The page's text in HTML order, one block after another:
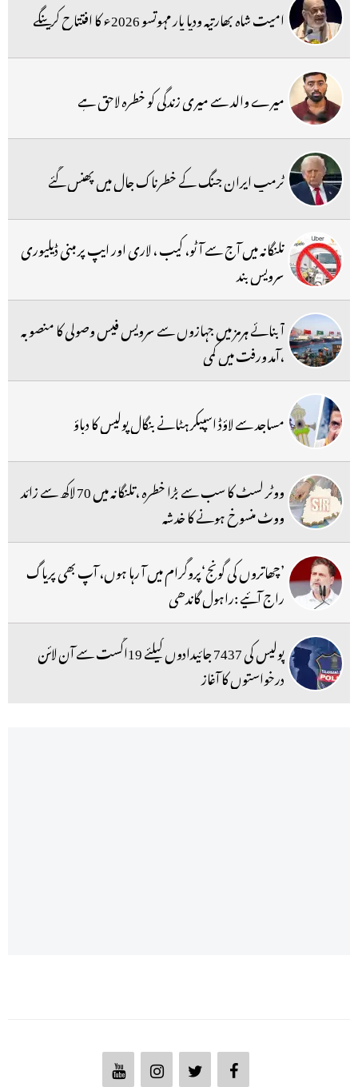
امیت شاہ بھارتیہ ودیا پار مہوتسو 2026ء کا افتتاح کرینگے
میرے والد سے میری زندگی کو خطرہ لاحق ہے
ٹرمپ ایران جنگ کے خطرناک جال میں پھنس گئے
تلنگانہ میں آج سے آٹو، کیب ، لاری اور ایپ پر مبنی ڈیلیوری
سرویس بند
آبنائے ہرمز میں جہازوں سے سرویس فیس وصولی کا منصوبہ
،آمد ورفت میں کمی
مساجد سے لاؤڈ اسپیکر ہٹانے بنگال پولیس کا دباؤ
ووٹر لسٹ کا سب سے بڑا خطرہ ،تلنگانہ میں 70 لاکھ سے زائد
ووٹ منسوخ ہونے کا خدشہ
’چھاتروں کی گونج‘پروگرام میں آ رہا ہوں، آپ بھی پریاگ
راج آئیے :راہول گاندھی
پولیس کی 7437 جائیدادوں کیلئے 19اگست سے آن لائن
درخواستوں کا آغاز